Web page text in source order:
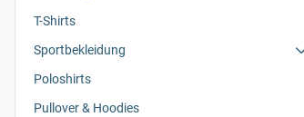
T-Shirts
Sportbekleidung
Poloshirts
Pullover & Hoodies